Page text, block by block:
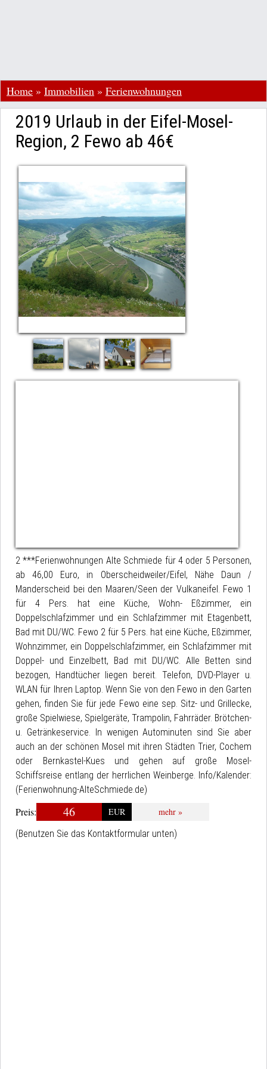
Home » Immobilien » Ferienwohnungen
2019 Urlaub in der Eifel-Mosel-
Region, 2 Fewo ab 46€
2 ***Ferienwohnungen Alte Schmiede für 4 oder 5 Personen,
ab 46,00 Euro, in Oberscheidweiler/Eifel, Nähe Daun /
Manderscheid bei den Maaren/Seen der Vulkaneifel. Fewo 1
für 4 Pers. hat eine Küche, Wohn- Eßzimmer, ein
Doppelschlafzimmer und ein Schlafzimmer mit Etagenbett,
Bad mit DU/WC. Fewo 2 für 5 Pers. hat eine Küche, Eßzimmer,
Wohnzimmer, ein Doppelschlafzimmer, ein Schlafzimmer mit
Doppel- und Einzelbett, Bad mit DU/WC. Alle Betten sind
bezogen, Handtücher liegen bereit. Telefon, DVD-Player u.
WLAN für Ihren Laptop. Wenn Sie von den Fewo in den Garten
gehen, finden Sie für jede Fewo eine sep. Sitz- und Grillecke,
große Spielwiese, Spielgeräte, Trampolin, Fahrräder. Brötchen-
u. Getränkeservice. In wenigen Autominuten sind Sie aber
auch an der schönen Mosel mit ihren Städten Trier, Cochem
oder Bernkastel-Kues und gehen auf große Mosel-
Schiffsreise entlang der herrlichen Weinberge. Info/Kalender:
(Ferienwohnung-AlteSchmiede.de)
Preis: 46 EUR
mehr »
(Benutzen Sie das Kontaktformular unten)